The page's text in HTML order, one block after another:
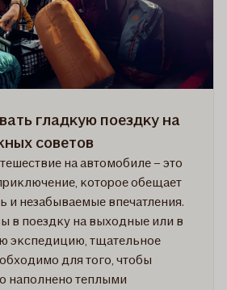
гладкую поездку на
советов
на автомобиле – это
которое обещает
и незабываемые впечатления.
в поездку на выходные или в
экспедицию, тщательное
для того, чтобы
наполнено теплыми